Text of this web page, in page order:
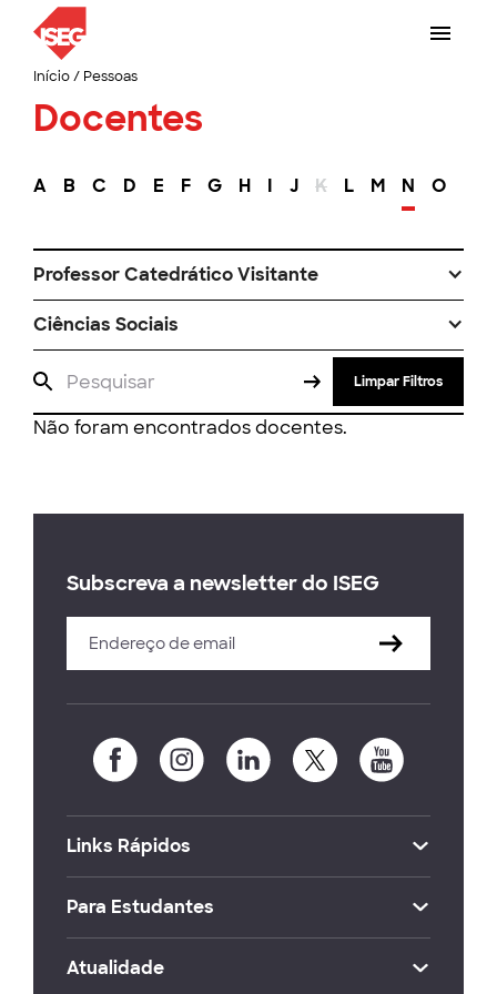
Início/ Pessoas
Docentes
A B C D E F G H I J K L M N O
Professor Catedrático Visitante
Ciências Sociais
Limpar Filtros
Não foram encontrados docentes.
Subscreva a newsletter do ISEG
Links Rápidos
Para Estudantes
Atualidade